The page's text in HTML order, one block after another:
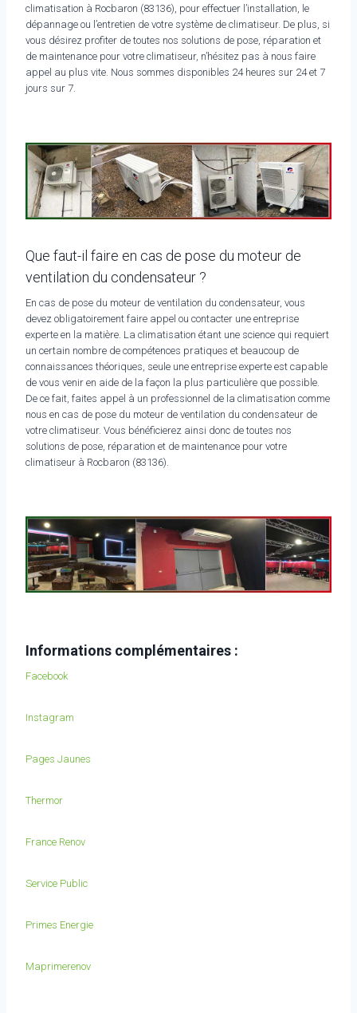
climatisation à Rocbaron (83136), pour effectuer l’installation, le
dépannage ou l’entretien de votre système de climatiseur. De plus, si
vous désirez profiter de toutes nos solutions de pose, réparation et
de maintenance pour votre climatiseur, n’hésitez pas à nous faire
appel au plus vite. Nous sommes disponibles 24 heures sur 24 et 7
jours sur 7.
Que faut-il faire en cas de pose du moteur de
ventilation du condensateur ?
En cas de pose du moteur de ventilation du condensateur, vous
devez obligatoirement faire appel ou contacter une entreprise
experte en la matière. La climatisation étant une science qui requiert
un certain nombre de compétences pratiques et beaucoup de
connaissances théoriques, seule une entreprise experte est capable
de vous venir en aide de la façon la plus particulière que possible.
De ce fait, faites appel à un professionnel de la climatisation comme
nous en cas de pose du moteur de ventilation du condensateur de
votre climatiseur. Vous bénéficierez ainsi donc de toutes nos
solutions de pose, réparation et de maintenance pour votre
climatiseur à Rocbaron (83136).
Informations complémentaires :
Facebook
Instagram
Pages Jaunes
Thermor
France Renov
Service Public
Primes Energie
Maprimerenov